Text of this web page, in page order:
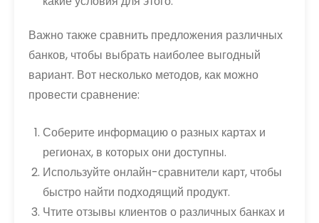
Важно также сравнить предложения различных
банков, чтобы выбрать наиболее выгодный
вариант. Вот несколько методов, как можно
провести сравнение:
Соберите информацию о разных картах и
регионах, в которых они доступны.
Используйте онлайн-сравнители карт, чтобы
быстро найти подходящий продукт.
Чтите отзывы клиентов о различных банках и